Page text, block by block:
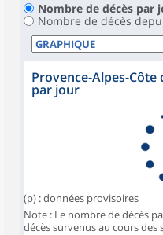
Nombre de décès par
Nombre de décès
Provence-Alpes-
par jour
(p) : données provisoires
Note : Le nombre de décès
décès survenus au cours des